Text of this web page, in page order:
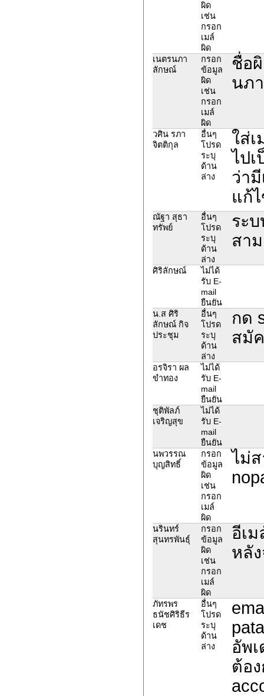
ผิด
เช่น
กรอก
เมล์
ผิด
เนตรนภา
ลักษณ์
กรอก
ข้อมูล
ผิด
เช่น
กรอก
เมล์
ผิด
ชื่อ
นภ
วศิน รภา
จิตติกุล
อื่นๆ
โปรด
ระบุ
ด้าน
ล่าง
ใส่
ไป
ว่า
แก้
ณัฐา สุธา
ทรัพย์
อื่นๆ
โปรด
ระบุ
ด้าน
ล่าง
ระ
สา
ศิริลักษณ์
ไม่ได้
รับ E-
mail
ยืนยัน
น.ส ศิริ
ลักษณ์ กิจ
ประชุม
อื่นๆ
โปรด
ระบุ
ด้าน
ล่าง
กด
สมั
อรจิรา ผล
ขำทอง
ไม่ได้
รับ E-
mail
ยืนยัน
ชุติพัลภ์
เจริญสุข
ไม่ได้
รับ E-
mail
ยืนยัน
นพวรรณ
บุญสิทธิ์
กรอก
ข้อมูล
ผิด
เช่น
กรอก
เมล์
ผิด
ไม่
นรินทร์
สุนทรพันธุ์
กรอก
ข้อมูล
ผิด
เช่น
กรอก
เมล์
ผิด
อีเ
หลั
ภัทรพร
ธนัชศิริธีร
เดช
อื่นๆ
โปรด
ระบุ
ด้าน
ล่าง
อัพ
ต้อ